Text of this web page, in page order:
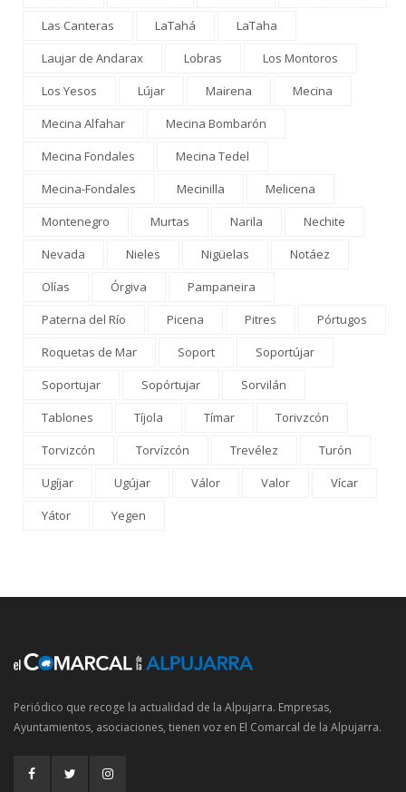
Las Canteras
LaTahá
LaTaha
Laujar de Andarax
Lobras
Los Montoros
Los Yesos
Lújar Mairena
Mecina
Mecina Alfahar
Mecina Bombarón
Mecina Fondales
Mecina Tedel
Mecina-Fondales
Mecinilla
Melicena
Montenegro
Murtas Narila
Nechite
Nevada
Nieles Nigüelas
Notáez
Olías
Órgiva
Pampaneira
Paterna del Río
Picena Pitres
Pórtugos
Roquetas de Mar
Soport
Soportújar
Soportujar
Sopórtujar
Sorvilán
Tablones
Tíjola Tímar
Torivzcón
Torvizcón
Torvízcón Trevélez
Turón
Ugíjar
Ugújar Válor Valor
Vícar
Yátor
Yegen
Periódico que recoge la actualidad de la Alpujarra. Empresas,
Ayuntamientos, asociaciones, tienen voz en El Comarcal de la Alpujarra.